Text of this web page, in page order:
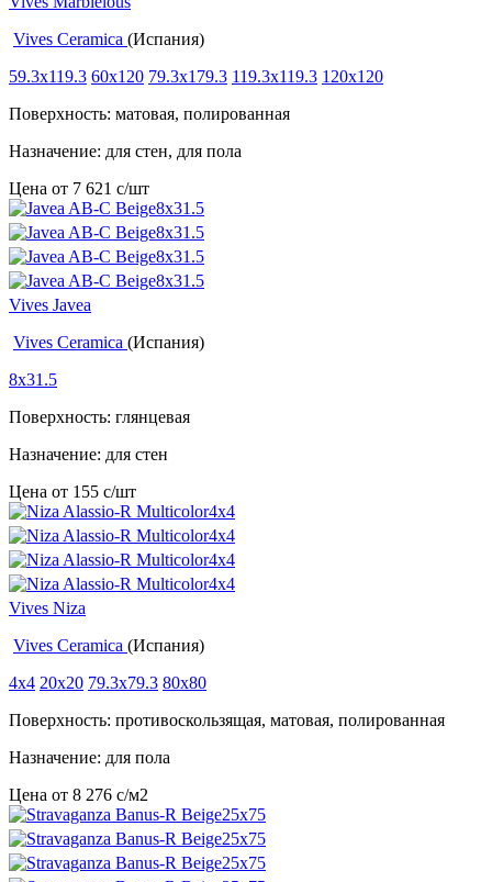
Vives Ceramica (Испания)
59.3x119.3 60x120 79.3x179.3 119.3x119.3 120x120
Поверхность: матовая, полированная
Назначение: для стен, для пола
Цена от 7 621 c/шт
Vives Javea
Vives Ceramica (Испания)
8x31.5
Поверхность: глянцевая
Назначение: для стен
Цена от 155 c/шт
Vives Niza
Vives Ceramica (Испания)
4x4 20x20 79.3x79.3 80x80
Поверхность: противоскользящая, матовая, полированная
Назначение: для пола
Цена от 8 276 c/м2